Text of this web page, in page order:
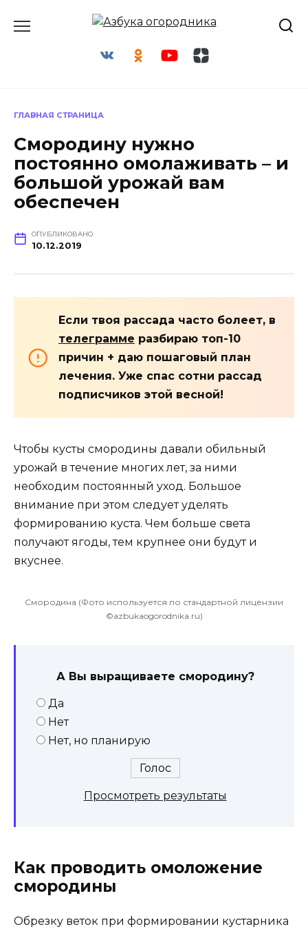
ГЛАВНАЯ СТРАНИЦА
Смородину нужно
постоянно омолаживать – и
большой урожай вам
обеспечен
ОПУБЛИКОВАНО
10.12.2019
Если твоя рассада часто болеет, в
телеграмме разбираю топ-10
причин + даю пошаговый план
лечения. Уже спас сотни рассад
подписчиков этой весной!
Чтобы кусты смородины давали обильный
урожай в течение многих лет, за ними
необходим постоянный уход. Большое
внимание при этом следует уделять
формированию куста. Чем больше света
получают ягоды, тем крупнее они будут и
вкуснее.
Смородина (Фото используется по стандартной лицензии
©azbukaogorodnika.ru)
А Вы выращиваете смородину?
Да
Нет
Нет, но планирую
Просмотреть результаты
Как проводить омоложение
смородины
Обрезку веток при формировании кустарника